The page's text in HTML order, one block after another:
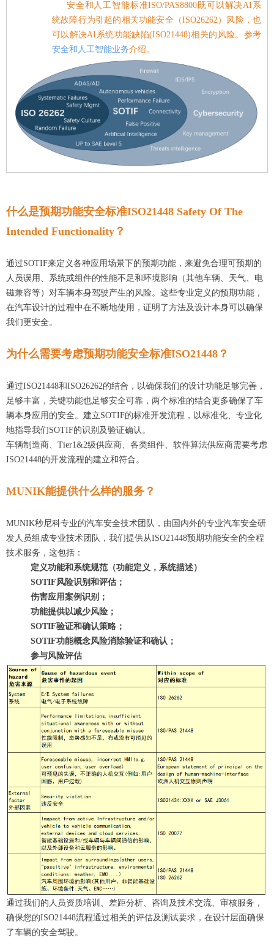
安全和人工智能标准ISO/PAS8800既可以解决AI系
统故障行为引起的相关功能安全（ISO26262）风险，也
可以解决AI系统功能缺陷(ISO21448)相关的风险。 参考
安全和人工智能业务介绍。
什么是预期功能安全标准ISO21448 Safety Of The
Intended Functionality？
通过SOTIF来定义各种应用场景下的预期功能，来避免合理可预期的
人员误用、 系统或组件的性能不足和环境影响 （其他车辆、天气、电
磁兼容等） 对车辆本身驾驶产生的风险。 这些专业定义的预期功能，
在汽车设计的过程中在不断地使用，证明了方法及设计本身可以确保
我们更安全。
为什么需要考虑预期功能安全标准ISO21448 ？
通过ISO21448和ISO26262的结合 ，以确保我们的设计功能足够完善，
足够丰富，关键功能也足够安全可靠，两个标准的结合更多确保了车
辆本身应用的安全。建立SOTIF的标准开发流程，以标准化、专业化
地指导我们SOTIF的识别及验证确认 。
车辆制造商、Tier1&2级供应商、各类组件、软件算法供应商需要考虑
ISO21448的开发流程的建立和符合 。
MUNIK能提供什么样的服务？
MUNIK秒尼科专业的汽车安全技术团队 ，由 国内外的专业汽车安全研
发 人员组成专业技术团队，我们提供从ISO21448预期功能安全的全程
技术服务，这包括：
定义功能和系统规范（功能定义，系统描述）
SOTIF 风险识别和评估 ；
伤害应用案例识别 ；
功能提供以减少风险 ；
SOTIF验证和确认策略；
SOTIF功能概念风险消除验证和确认；
参与风险评估
通过我们 的人员资质培训 、差距分析、咨询及技术交流、审核服务，
确保您的ISO21448流程通过相关的评估及测试要求 ， 在设计层面确保
了车辆的安全驾驶。